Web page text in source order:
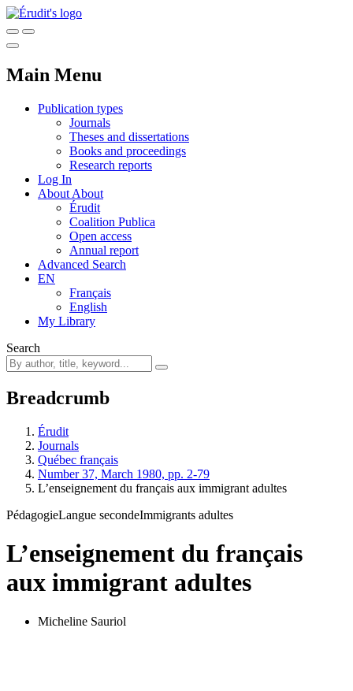
Main Menu
Publication types
Journals
Theses and dissertations
Books and proceedings
Research reports
Log In
About About
Érudit
Coalition Publica
Open access
Annual report
Advanced Search
EN
Français
English
My Library
Search
Breadcrumb
Érudit
Journals
Québec français
Number 37, March 1980, pp. 2-79
L’enseignement du français aux immigrant adultes
PédagogieLangue secondeImmigrants adultes
L’enseignement du français
aux immigrant adultes
Micheline Sauriol